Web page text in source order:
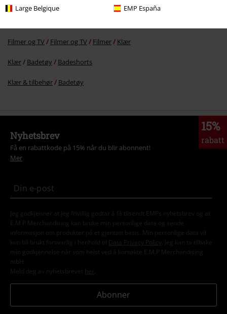
Large Belgique EMP España
Filmer og TV Filmer og TV Filmer Klær
Klær Badetøy Badeshorts
Klær & tilbehør Badetøy
15%
rabatt
Nyhetsbrev
Få en rabattkode på 15% når du blir abonnent!
Mer
Jeg godkjenner at jeg frivillig godtar å få tilsendt EMPs nyhetsbrev og at
E.M.P Merchandising kan bruke min personlige data og sende
informasjon om produkter på et gjentatt basis. Min personlige data vil
kun bli brukt forsvarlig i henhold til
Data Privacy Policy
. Jeg kan ta tilbake
min godkjennelse når som helst ved å kontakte E.M.P Merchandising
mbH
Meld deg av nyhetsbrevet her
Abonner